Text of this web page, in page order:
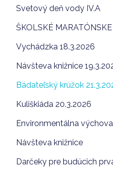
Svetový deň vody IV.A
ŠKOLSKÉ
Vychádzka 18.3.2026
Návšteva knižnice
Bádateľský krúžok
Kuliškiáda 20.3.2026
Environmentálna
Návšteva knižnice
Darčeky pre budúcich